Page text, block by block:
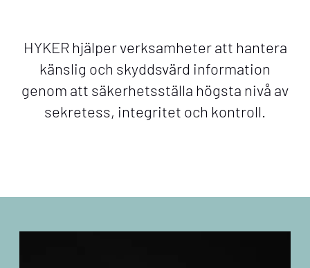
HYKER hjälper verksamheter att hantera
känslig och skyddsvärd information
genom att säkerhetsställa högsta nivå av
sekretess, integritet och kontroll.